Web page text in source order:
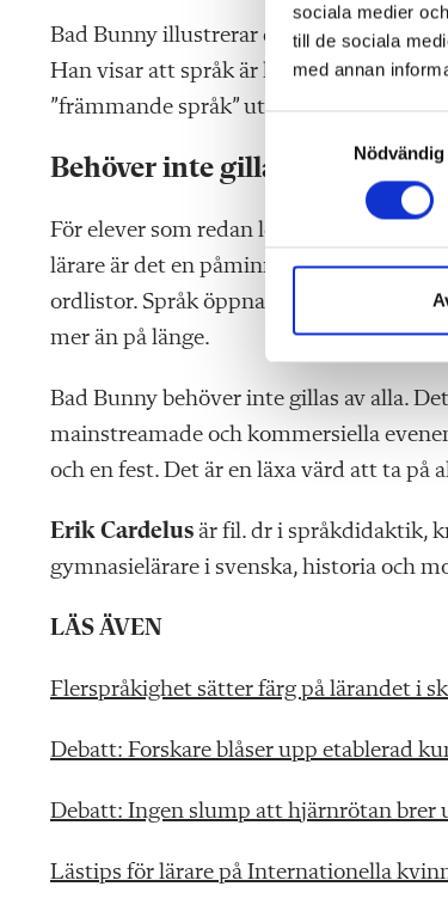
sociala medier
till de sociala
med annan
m
y
c
s
a
l
Nödvändig
Bad Bunny illustrerar detta långt bättre
Han visar att språk är levande verktyg
”främmande språk” utan ett globalt
Behöver inte gillas av alla
För elever som redan lever i
lärare är det en påminnelse om att
ordlistor. Språk öppnar dörrar mot
mer än på länge.
Bad Bunny behöver inte gillas av alla.
mainstreamade och kommersiella
och en fest. Det är en läxa värd att ta på
Erik Cardelus är fil. dr i språkdidaktik,
gymnasielärare i svenska, historia och
LÄS ÄVEN
Flerspråkighet sätter färg på lärandet i
Debatt: Forskare blåser upp etablerad
Debatt: Ingen slump att hjärnrötan brer
Lästips för lärare på Internationella